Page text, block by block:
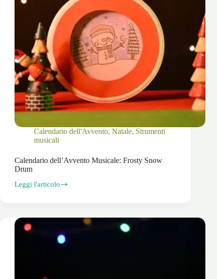
Calendario dell'Avvento, Natale, Strumenti
musicali
Calendario dell’Avvento Musicale: Frosty Snow
Drum
Leggi l'articolo
Calendario
Snow
Drum